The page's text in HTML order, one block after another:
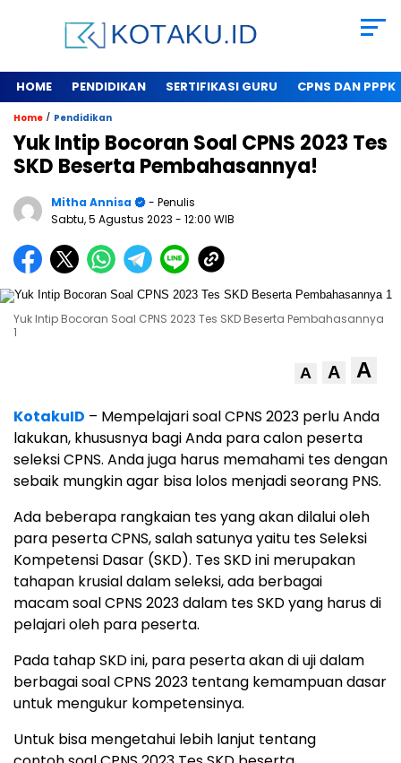
HOME PENDIDIKAN SERTIFIKASI GURU CPNS DAN PPPK
Home / Pendidikan
Yuk Intip Bocoran Soal CPNS 2023 Tes
SKD Beserta Pembahasannya!
Mitha Annisa
- Penulis
Sabtu, 5 Agustus 2023 - 12:00 WIB
Yuk Intip Bocoran Soal CPNS 2023 Tes SKD Beserta Pembahasannya
1
A A A
KotakuID – Mempelajari soal CPNS 2023 perlu Anda
lakukan, khususnya bagi Anda para calon peserta
seleksi CPNS. Anda juga harus memahami tes dengan
sebaik mungkin agar bisa lolos menjadi seorang PNS.
Ada beberapa rangkaian tes yang akan dilalui oleh
para peserta CPNS, salah satunya yaitu tes Seleksi
Kompetensi Dasar (SKD). Tes SKD ini merupakan
tahapan krusial dalam seleksi, ada berbagai
macam soal CPNS 2023 dalam tes SKD yang harus di
pelajari oleh para peserta.
Pada tahap SKD ini, para peserta akan di uji dalam
berbagai soal CPNS 2023 tentang kemampuan dasar
untuk mengukur kompetensinya.
Untuk bisa mengetahui lebih lanjut tentang